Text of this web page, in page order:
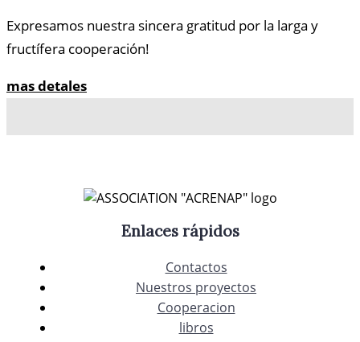
Expresamos nuestra sincera gratitud por la larga y
fructífera cooperación!
mas detales
Enlaces rápidos
Contactos
Nuestros proyectos
Cooperacion
libros